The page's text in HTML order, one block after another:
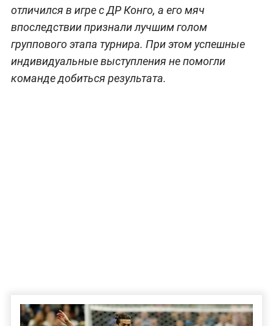
отличился в игре с ДР Конго, а его мяч
впоследствии признали лучшим голом
группового этапа турнира. При этом успешные
индивидуальные выступления не помогли
команде добиться результата.